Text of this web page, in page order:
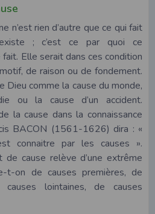
n’est rien d’autre que ce qui fait
; c’est ce par quoi ce
Elle serait dans ces condition
de raison ou de fondement.
Dieu comme la cause du monde,
ou la cause d’un accident.
la cause dans la connaissance
BACON (1561-1626) dira : «
connaitre par les causes ».
cause relève d’une extrême
t-on de causes premières, de
causes lointaines, de causes